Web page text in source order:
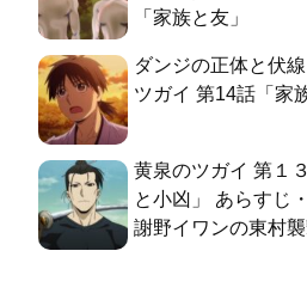
「家族と友」
ダンジの正体と伏
ツガイ 第14話「家
黄泉のツガイ 第１
と小凶」 あらすじ
謝野イワンの東村